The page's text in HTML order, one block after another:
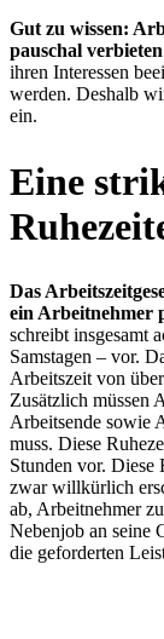
Gut zu wissen:
pauschal verbieten
ihren Interessen
werden. Deshalb
ein.
Eine
Das
ein Arbeitnehmer
schreibt insgesamt
Samstagen – vor.
Arbeitszeit von
Zusätzlich müssen
Arbeitsende sowie
muss. Diese
Stunden vor. Diese
zwar willkürlich
ab, Arbeitnehmer
Nebenjob an seine
die geforderten